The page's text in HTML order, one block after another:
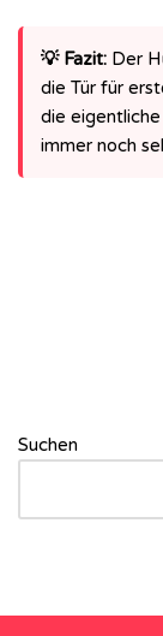
💡 Fazit: Der
die Tür für
die
immer noch
Suchen